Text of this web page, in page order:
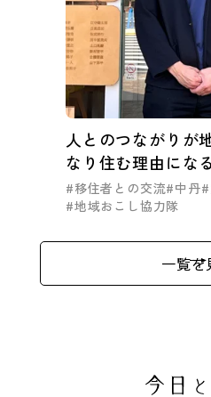
人とのつながりが
なり住む理由になる
#移住者との交流#中丹
#地域おこし協力隊
一覧を